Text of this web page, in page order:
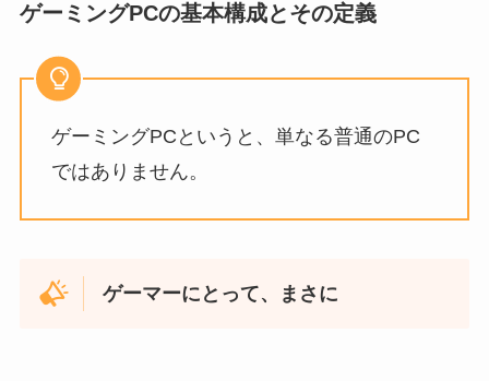
ゲーミングPCの基本構成とその定義
ゲーミングPCというと、単なる普通のPC
ではありません。
ゲーマーにとって、まさに